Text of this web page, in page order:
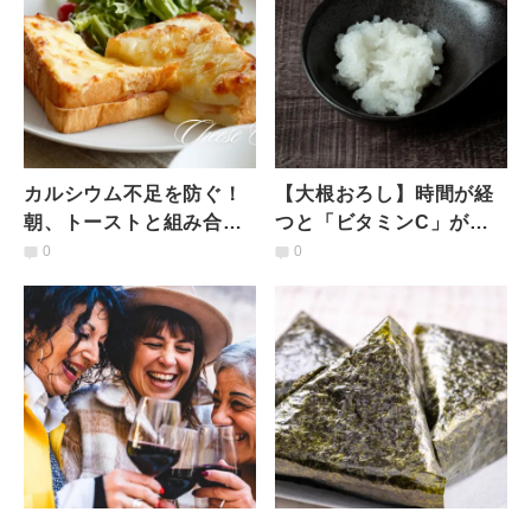
カルシウム不足を防ぐ！
朝、トーストと組み合わ
せると良い食材とは？管
0
【大根おろし】時間が経
つと「ビタミンC」が半
減…抗酸化作用やビタミ
イントとは？管理栄養士
が解説
0